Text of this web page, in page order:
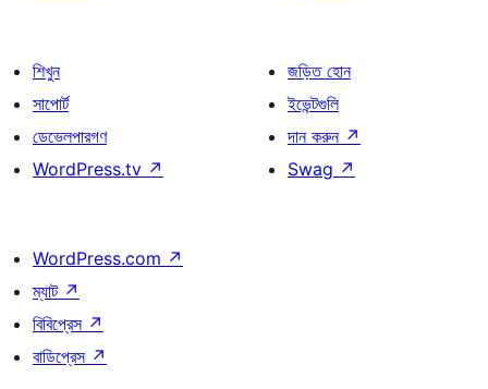
শিখুন
সাপোর্ট
ডেভেলপারগণ
WordPress.tv ↗
জড়িত হোন
ইভেন্টগুলি
দান করুন ↗
Swag ↗
WordPress.com ↗
ম্যাট ↗
বিবিপ্রেস ↗
বাডিপ্রেস ↗